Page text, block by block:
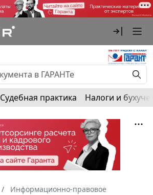
Судебная практика Налоги и
Информационно-правовое